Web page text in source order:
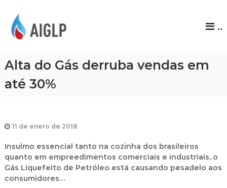
P
..
Alta do Gás derruba vendas em
até 30%
11 de enero de 2018
Insulmo essencial tanto na cozinha dos brasileiros
quanto em empreedimentos comerciais e industriais, o
Gás Liquefeito de Petróleo está causando pesadelo aos
consumidores…